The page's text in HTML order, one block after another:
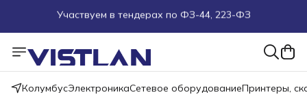
Поможем подобрать оборудование под ТЗ
Пуско-наладочные работы
Пришлите запрос на e-mail или в чат
КолумбусЭлектроникаСетевое оборудованиеПринтеры,